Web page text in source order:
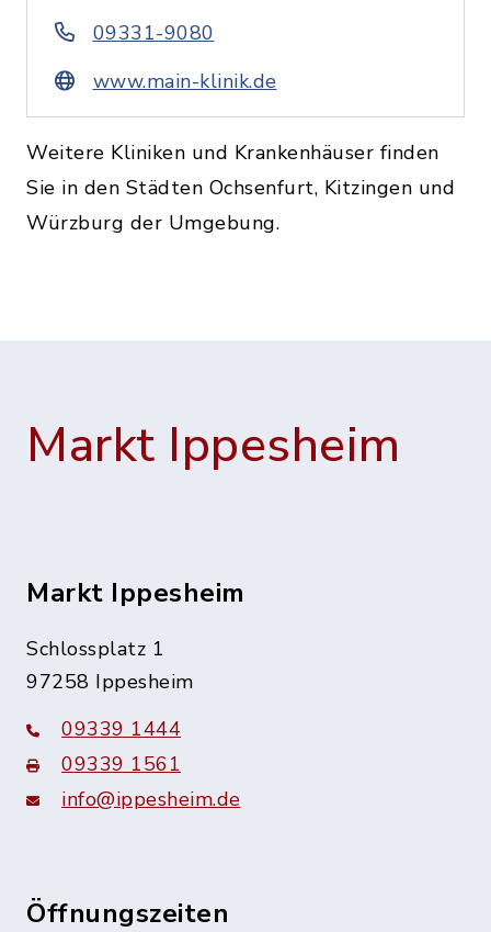
09331-9080
www.main-klinik.de
Weitere Kliniken und Krankenhäuser finden
Sie in den Städten Ochsenfurt, Kitzingen und
Würzburg der Umgebung.
Markt Ippesheim
Markt Ippesheim
Schlossplatz 1
97258 Ippesheim
09339 1444
09339 1561
info@ippesheim.de
Öffnungszeiten